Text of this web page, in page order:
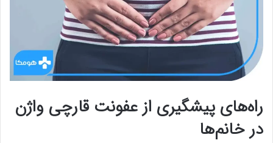
راه‌های پیشگیری از عفونت قارچی واژن
در خانم‌ها